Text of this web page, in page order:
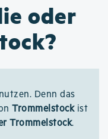
oder
Denn das
Trommelstockist
Trommelstock.